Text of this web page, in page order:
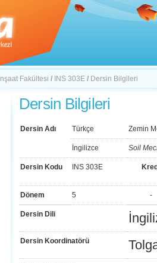
İnşaat Fakültesi / INS 303E / Dersin Bilgileri
Dersin Bilgileri
Dersin Adı Türkçe Zemin
İngilizce Soil
Dersin Kodu INS 303E
Dönem 5 -
Dersin Dili
Dersin Koordinatörü